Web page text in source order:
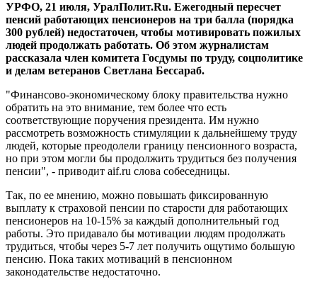
УРФО, 21 июля, УралПолит.Ru. Ежегодный пересчет
пенсий работающих пенсионеров на три балла (порядка
300 рублей) недостаточен, чтобы мотивировать пожилых
людей продолжать работать. Об этом журналистам
рассказала член комитета Госдумы по труду, соцполитике
и делам ветеранов Светлана Бессараб.
"Финансово-экономическому блоку правительства нужно
обратить на это внимание, тем более что есть
соответствующие поручения президента. Им нужно
рассмотреть возможность стимуляции к дальнейшему труду
людей, которые преодолели границу пенсионного возраста,
но при этом могли бы продолжить трудиться без получения
пенсии", - приводит aif.ru слова собеседницы.
Так, по ее мнению, можно повышать фиксированную
выплату к страховой пенсии по старости для работающих
пенсионеров на 10-15% за каждый дополнительный год
работы. Это придавало бы мотивации людям продолжать
трудиться, чтобы через 5-7 лет получить ощутимо большую
пенсию. Пока таких мотиваций в пенсионном
законодательстве недостаточно.